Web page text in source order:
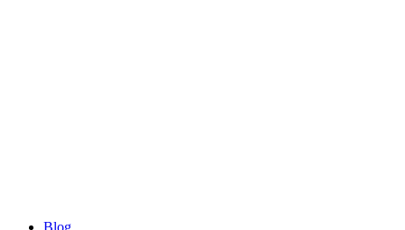
Blog